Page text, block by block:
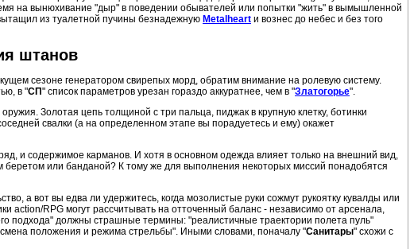
на вынюхивание "дыр" в поведении обывателей или попытки "жить" в вымышленной
из туалетной пучины безнадежную Metalheart и вознес до небес и без того
штанов
сезоне генератором свирепых морд, обратим внимание на ролевую систему.
в "СП" список параметров урезан гораздо аккуратнее, чем в "Златогорье".
Золотая цепь толщиной с три пальца, пиджак в крупную клетку, ботинки
свалки (а на определенном этапе вы порадуетесь и ему) окажет
и содержимое карманов. И хотя в основном одежда влияет только на внешний вид,
или банданой? К тому же для выполнения некоторых миссий понадобятся
а вот вы едва ли удержитесь, когда мозолистые руки сожмут рукоятку кувалды или
action/RPG могут рассчитывать на отточенный баланс - независимо от арсенала,
подхода" должны страшные термины: "реалистичные траектории полета пуль"
положения и режима стрельбы". Иными словами, поначалу "Санитары" схожи с